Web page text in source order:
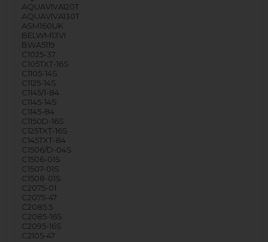
AQUAVIVA120T
AQUAVIVA130T
ASM160UK
BELWM13VI
BWA5119
C1025-37
C105TXT-16S
C1105-14S
C1125-14S
C1145/1-84
C1145-14S
C1145-84
C1150D-16S
C125TXT-16S
C145TXT-84
C1506/D-04S
C1506-01S
C1507-01S
C1508-01S
C2075-01
C2075-47
C2085.5
C2085-16S
C2095-16S
C2105-47